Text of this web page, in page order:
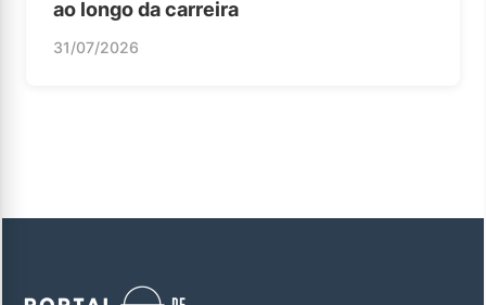
ao longo da carreira
31/07/2026